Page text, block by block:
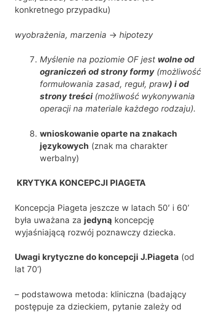
konkretnego przypadku)
wyobrażenia, marzenia -> hipotezy
Myślenie na poziomie OF jest wolne od
ograniczeń od strony formy (możliwość
formułowania zasad, reguł, praw) i od
strony treści (możliwość wykonywania
operacji na materiale każdego rodzaju).
wnioskowanie oparte na znakach
językowych (znak ma charakter
werbalny)
KRYTYKA KONCEPCJI PIAGETA
Koncepcja Piageta jeszcze w latach 50′ i 60’
była uważana za jedyną koncepcję
wyjaśniającą rozwój poznawczy dziecka.
Uwagi krytyczne do koncepcji J.Piageta (od
lat 70’)
– podstawowa metoda: kliniczna (badający
postępuje za dzieckiem, pytanie zależy od